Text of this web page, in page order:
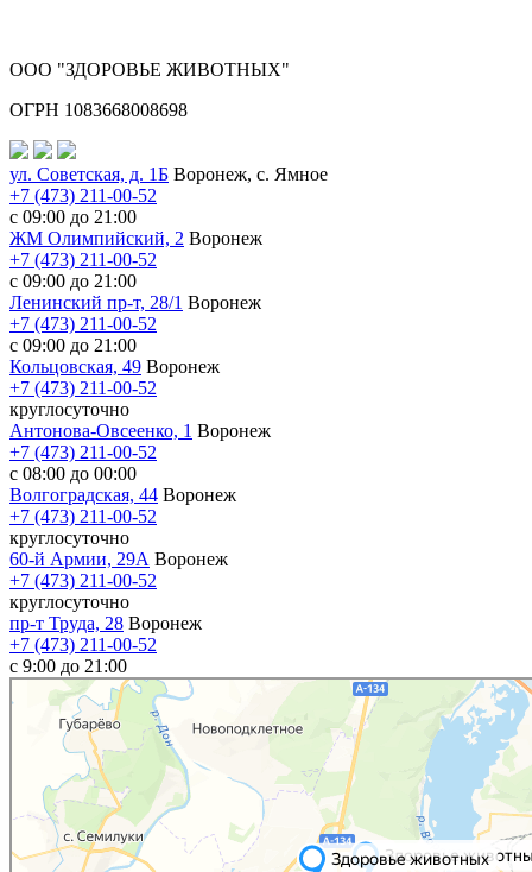
ООО "ЗДОРОВЬЕ ЖИВОТНЫХ"
ОГРН 1083668008698
ул. Советская, д. 1Б Воронеж, с. Ямное
+7 (473) 211-00-52
с 09:00 до 21:00
ЖМ Олимпийский, 2 Воронеж
+7 (473) 211-00-52
с 09:00 до 21:00
Ленинский пр-т, 28/1 Воронеж
+7 (473) 211-00-52
с 09:00 до 21:00
Кольцовская, 49 Воронеж
+7 (473) 211-00-52
круглосуточно
Антонова-Овсеенко, 1 Воронеж
+7 (473) 211-00-52
с 08:00 до 00:00
Волгоградская, 44 Воронеж
+7 (473) 211-00-52
круглосуточно
60-й Армии, 29А Воронеж
+7 (473) 211-00-52
круглосуточно
пр-т Труда, 28 Воронеж
+7 (473) 211-00-52
c 9:00 до 21:00